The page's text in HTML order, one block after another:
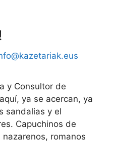
y Consultor de
ya se acercan, ya
sandalias y el
Capuchinos de
romanos